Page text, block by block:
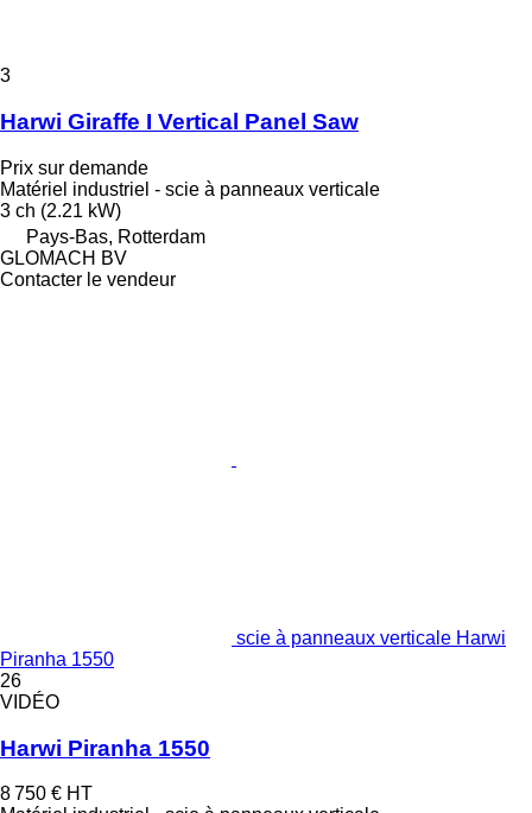
3
Harwi Giraffe I Vertical Panel Saw
Prix sur demande
Matériel industriel - scie à panneaux verticale
3 ch (2.21 kW)
Pays-Bas, Rotterdam
GLOMACH BV
Contacter le vendeur
scie à panneaux verticale Harwi
Piranha 1550
26
VIDÉO
Harwi Piranha 1550
8 750 € HT